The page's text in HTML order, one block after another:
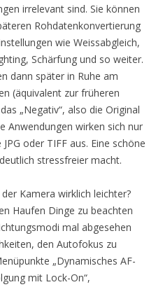
irrelevant sind. Sie können
Rohdatenkonvertierung
wie Weissabgleich,
Schärfung und so weiter.
dann später in Ruhe am
(äquivalent zur früheren
„Negativ“, also die Original
Anwendungen wirken sich nur
oder TIFF aus. Eine schöne
stressfreier macht.
Kamera wirklich leichter?
Haufen Dinge zu beachten
mal abgesehen
den Autofokus zu
„Dynamisches AF-
mit Lock-On“,